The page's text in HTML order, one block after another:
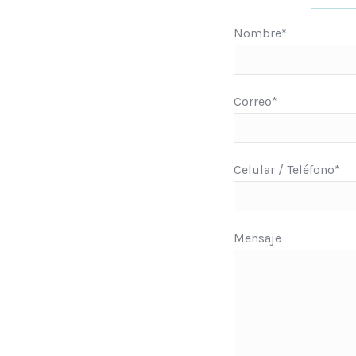
Nombre*
Correo*
Celular / Teléfono*
Mensaje